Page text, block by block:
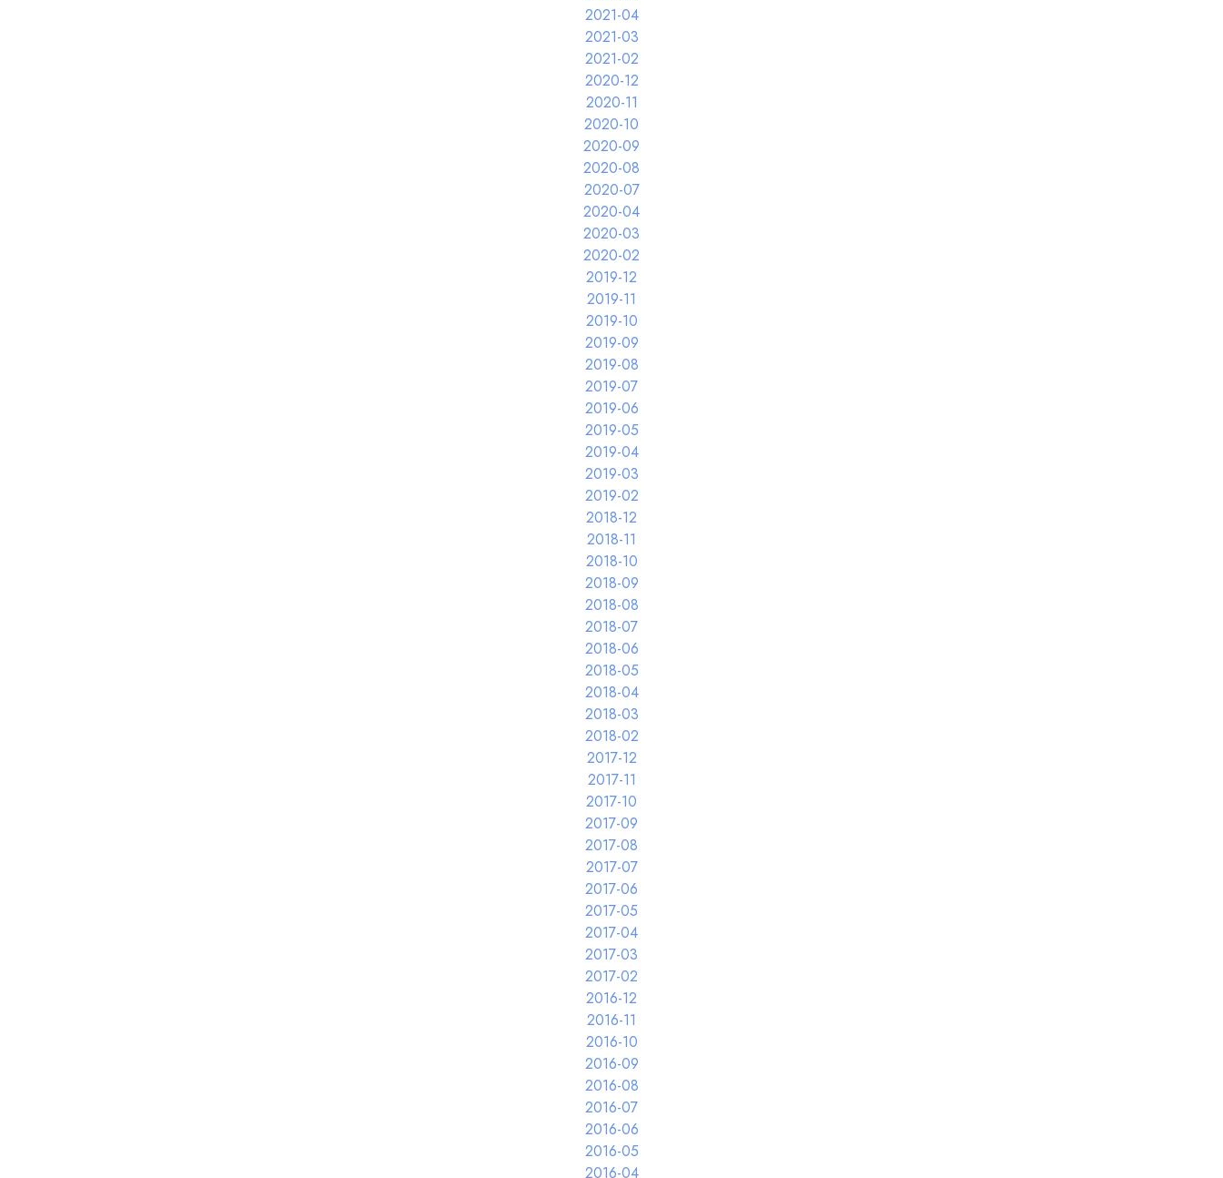
2021-04
2021-03
2021-02
2020-12
2020-11
2020-10
2020-09
2020-08
2020-07
2020-04
2020-03
2020-02
2019-12
2019-11
2019-10
2019-09
2019-08
2019-07
2019-06
2019-05
2019-04
2019-03
2019-02
2018-12
2018-11
2018-10
2018-09
2018-08
2018-07
2018-06
2018-05
2018-04
2018-03
2018-02
2017-12
2017-11
2017-10
2017-09
2017-08
2017-07
2017-06
2017-05
2017-04
2017-03
2017-02
2016-12
2016-11
2016-10
2016-09
2016-08
2016-07
2016-06
2016-05
2016-04